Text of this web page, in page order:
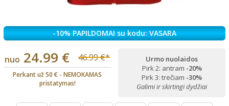
-10% PAPILDOMAI su kodu: VASARA
nuo 24.99 € 46.99 €*
Perkant už 50 € - NEMOKAMAS
pristatymas!
Urmo nuolaidos
Pirk 2: antram -20%
Pirk 3: trečiam -30%
Galimi ir skirtingi dydžiai